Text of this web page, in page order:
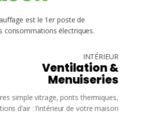
est le 1er poste de
consommations électriques.
INTÉRIEUR
Ventilation &
Menuiseries
simple vitrage, ponts thermiques,
d’air : l’intérieur de votre maison